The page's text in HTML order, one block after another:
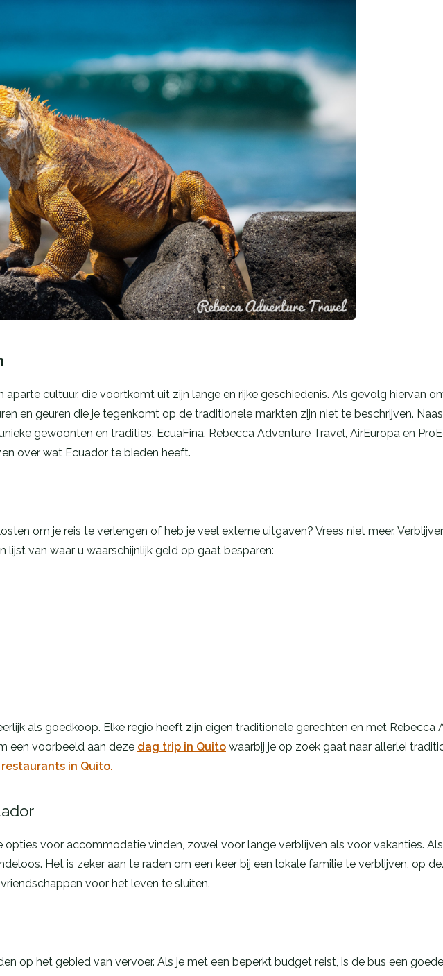
aparte cultuur, die voortkomt uit zijn lange en rijke geschiedenis. Als gevolg hiervan
en geuren die je tegenkomt op de traditionele markten zijn niet te beschrijven.
gewoonten en tradities. EcuaFina, Rebecca Adventure Travel, AirEuropa en
over wat Ecuador te bieden heeft.
om je reis te verlengen of heb je veel externe uitgaven? Vrees niet meer.
lijst van waar u waarschijnlijk geld op gaat besparen:
als goedkoop. Elke regio heeft zijn eigen traditionele gerechten en met Rebecca
een voorbeeld aan deze dag trip in Quito waarbij je op zoek gaat naar allerlei
in Quito.
opties voor accommodatie vinden, zowel voor lange verblijven als voor vakanties.
Het is zeker aan te raden om een keer bij een lokale familie te verblijven, op
voor het leven te sluiten.
op het gebied van vervoer. Als je met een beperkt budget reist, is de bus een